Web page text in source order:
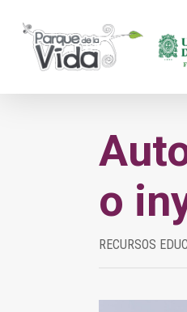
o
RECURSOS